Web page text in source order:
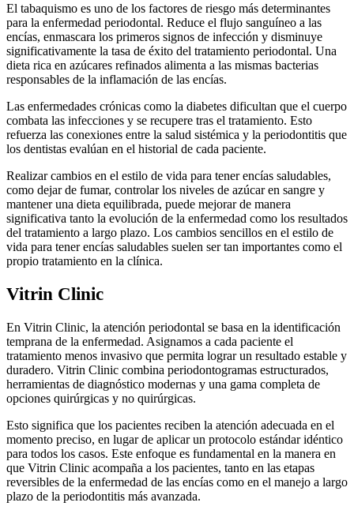
El tabaquismo es uno de los factores de riesgo más determinantes
para la enfermedad periodontal. Reduce el flujo sanguíneo a las
encías, enmascara los primeros signos de infección y disminuye
significativamente la tasa de éxito del tratamiento periodontal. Una
dieta rica en azúcares refinados alimenta a las mismas bacterias
responsables de la inflamación de las encías.
Las enfermedades crónicas como la diabetes dificultan que el cuerpo
combata las infecciones y se recupere tras el tratamiento. Esto
refuerza las conexiones entre la salud sistémica y la periodontitis que
los dentistas evalúan en el historial de cada paciente.
Realizar cambios en el estilo de vida para tener encías saludables,
como dejar de fumar, controlar los niveles de azúcar en sangre y
mantener una dieta equilibrada, puede mejorar de manera
significativa tanto la evolución de la enfermedad como los resultados
del tratamiento a largo plazo. Los cambios sencillos en el estilo de
vida para tener encías saludables suelen ser tan importantes como el
propio tratamiento en la clínica.
Vitrin Clinic
En Vitrin Clinic, la atención periodontal se basa en la identificación
temprana de la enfermedad. Asignamos a cada paciente el
tratamiento menos invasivo que permita lograr un resultado estable y
duradero. Vitrin Clinic combina periodontogramas estructurados,
herramientas de diagnóstico modernas y una gama completa de
opciones quirúrgicas y no quirúrgicas.
Esto significa que los pacientes reciben la atención adecuada en el
momento preciso, en lugar de aplicar un protocolo estándar idéntico
para todos los casos. Este enfoque es fundamental en la manera en
que Vitrin Clinic acompaña a los pacientes, tanto en las etapas
reversibles de la enfermedad de las encías como en el manejo a largo
plazo de la periodontitis más avanzada.